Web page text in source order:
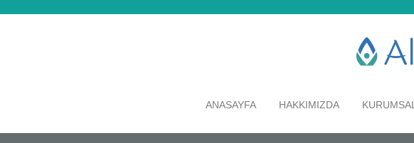
ANASAYFA HAKKIMIZDA KURUMSAL